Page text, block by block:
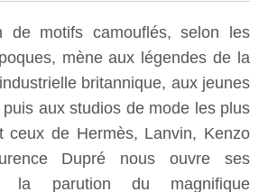
de motifs camouflés, selon les
mène aux légendes de la
britannique, aux jeunes
aux studios de mode les plus
ceux de Hermès, Lanvin, Kenzo
Dupré nous ouvre ses
la parution du magnifique